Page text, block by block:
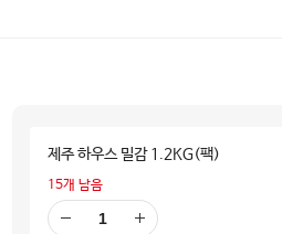
제주 하우스 밀감 1.2KG(팩)
15개 남음
더